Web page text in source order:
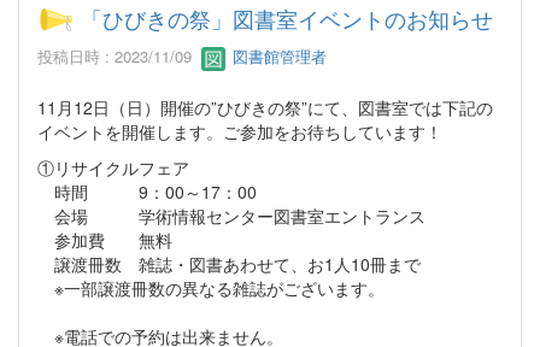
「ひびきの祭」図書室イベントのお知らせ
投稿日時 : 2023/11/09 図書館管理者
11月12日（日）開催の”ひびきの祭”にて、図書室では下記の
イベントを開催します。ご参加をお待ちしています！
①リサイクルフェア
時間 9：00～17：00
会場 学術情報センター図書室エントランス
参加費 無料
譲渡冊数 雑誌・図書あわせて、お1人10冊まで
※一部譲渡冊数の異なる雑誌がございます。
※電話での予約は出来ません。